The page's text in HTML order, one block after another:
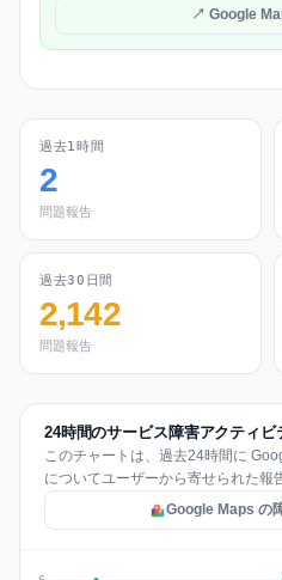
↗ Google
過去1時間
2
問題報告
過去30日間
2,142
問題報告
24時間のサービス障害アクティ
このチャートは、過去24時間に
についてユーザーから寄せられた報
Google Maps の